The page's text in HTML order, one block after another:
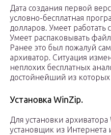
Дата создания первой
условно-бесплатная
долларов. Умеет работать
Умеет распаковывать
Ранее это был пожалуй
архиватор. Ситуация
неплохих бесплатных
достойнейший из
Установка WinZip.
Для установки
установщик из Интернета